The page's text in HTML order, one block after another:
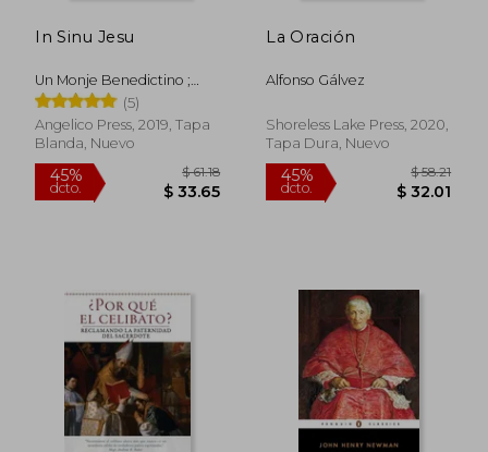
In Sinu Jesu
Un Monje Benedictino ;
Mora, Floribet Fallas
(5)
Angelico Press, 2019, Tapa
Blanda, Nuevo
La Oración
Alfonso Gálvez
Shoreless Lake Press, 2020,
Tapa Dura, Nuevo